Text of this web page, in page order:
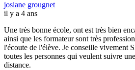
josiane grougnet
il y a 4 ans
Une très bonne école, ont est très bien
ainsi que les formateur sont très
l'écoute de l'élève. Je conseille vivement
toutes les personnes qui veulent suivre
distance.